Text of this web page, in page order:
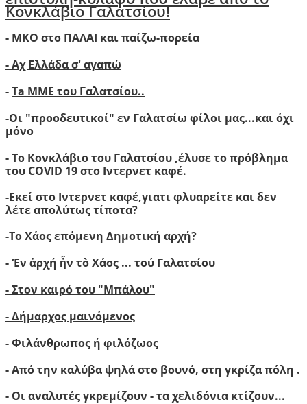
Κονκλάβιο Γαλατσίου!
- ΜΚΟ στο ΠΑΛΑΙ και παίζω-πορεία
- Αχ Ελλάδα σ' αγαπώ
-Ta ΜΜΕ του Γαλατσίου..
-Οι "προοδευτικοί" εν Γαλατσίω φίλοι μας...και όχι
μόνο
-Το Κονκλάβιο του Γαλατσίου ,έλυσε το πρόβλημα
του COVID 19 στο Ιντερνετ καφέ.
-Εκεί στο Ιντερνετ καφέ,γιατι φλυαρείτε και δεν
λέτε απολύτως τίποτα?
-Το Χάος επόμενη Δημοτική αρχή?
-‘Εν ἀρχή ἦν τὸ Χάος ... τού Γαλατσίου
-Στον καιρό του "Μπάλου"
- Δήμαρχος μαινόμενος
- Φιλάνθρωπος ή φιλόζωος
- Από την καλύβα ψηλά στο βουνό, στη γκρίζα πόλη .
- Οι αναλυτές γκρεμίζουν - τα χελιδόνια κτίζουν...